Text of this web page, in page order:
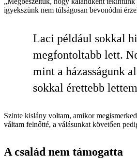
igyekszünk nem túlságosan bevonódni
Laci például sokkal
megfontoltabb lett.
mint a házasságunk
sokkal érettebb
Szinte kislány voltam, amikor
váltam felnőtté, a válásunkat követően
A család nem támogatta